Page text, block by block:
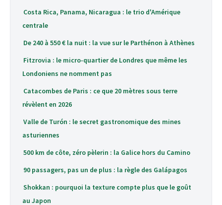
Costa Rica, Panama, Nicaragua : le trio d'Amérique
centrale
De 240 à 550 € la nuit : la vue sur le Parthénon à Athènes
Fitzrovia : le micro-quartier de Londres que même les
Londoniens ne nomment pas
Catacombes de Paris : ce que 20 mètres sous terre
révèlent en 2026
Valle de Turón : le secret gastronomique des mines
asturiennes
500 km de côte, zéro pèlerin : la Galice hors du Camino
90 passagers, pas un de plus : la règle des Galápagos
Shokkan : pourquoi la texture compte plus que le goût
au Japon